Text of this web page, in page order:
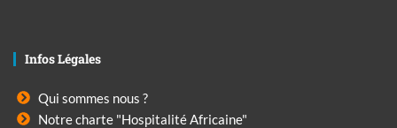
Infos Légales
Qui sommes nous ?
Notre charte "Hospitalité Africaine"